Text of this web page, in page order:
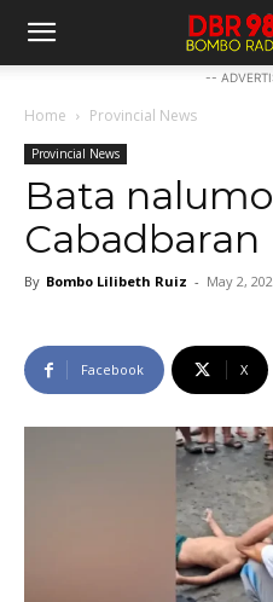
--
Home Provincial News
Provincial News
Bata
Cabadbaran
By Bombo Lilibeth Ruiz - May 2,
Facebook X